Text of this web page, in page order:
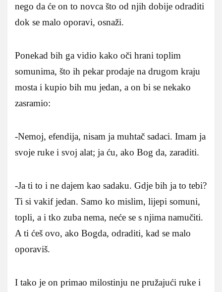
nego da će on to novca što od njih dobije odraditi
dok se malo oporavi, osnaži.
Ponekad bih ga vidio kako oči hrani toplim
somunima, što ih pekar prodaje na drugom kraju
mosta i kupio bih mu jedan, a on bi se nekako
zasramio:
-Nemoj, efendija, nisam ja muhtač sadaci. Imam ja
svoje ruke i svoj alat; ja ću, ako Bog da, zaraditi.
-Ja ti to i ne dajem kao sadaku. Gdje bih ja to tebi?
Ti si vakif jedan. Samo ko mislim, lijepi somuni,
topli, a i tko zuba nema, neće se s njima namučiti.
A ti ćeš ovo, ako Bogda, odraditi, kad se malo
oporaviš.
I tako je on primao milostinju ne pružajući ruke i